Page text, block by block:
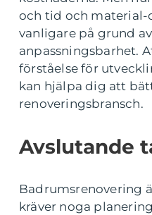
och tid och
vanligare på grund
anpassningsbarhet.
förståelse för
kan hjälpa dig att
renoveringsbransch.
Avslutande
Badrumsrenovering
kräver noga